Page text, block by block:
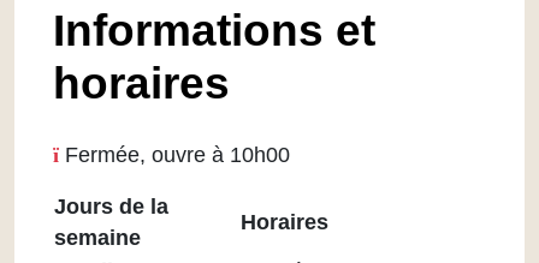
Informations et
horaires
Fermée, ouvre à 10h00
Jours de la
semaine
Horaires